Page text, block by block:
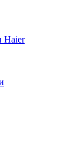
Haier